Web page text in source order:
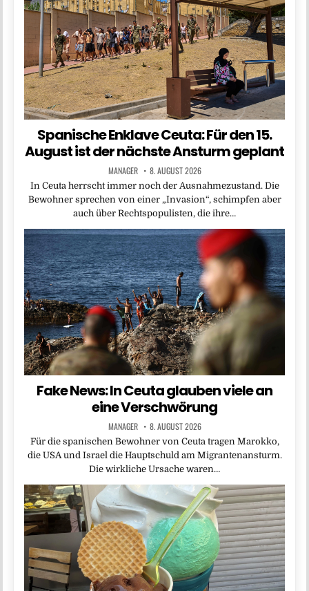
Spanische Enklave Ceuta: Für den 15.
August ist der nächste Ansturm geplant
MANAGER 8. AUGUST 2026
In Ceuta herrscht immer noch der Ausnahmezustand. Die
Bewohner sprechen von einer „Invasion“, schimpfen aber
auch über Rechtspopulisten, die ihre…
Fake News: In Ceuta glauben viele an
eine Verschwörung
MANAGER 8. AUGUST 2026
Für die spanischen Bewohner von Ceuta tragen Marokko,
die USA und Israel die Hauptschuld am Migrantenansturm.
Die wirkliche Ursache waren…